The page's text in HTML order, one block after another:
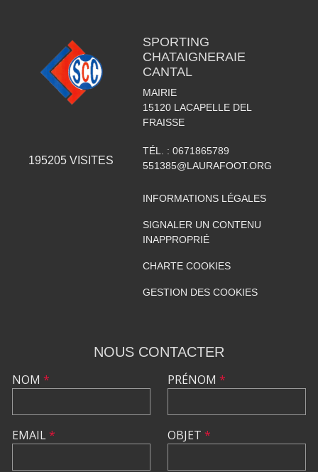
195205 VISITES
SPORTING
CHATAIGNERAIE
CANTAL
MAIRIE
15120 LACAPELLE DEL
FRAISSE
TÉL. : 0671865789
551385@LAURAFOOT.ORG
INFORMATIONS LÉGALES
SIGNALER UN CONTENU
INAPPROPRIÉ
CHARTE COOKIES
GESTION DES COOKIES
NOUS CONTACTER
NOM *
EMAIL*
PRÉNOM *
OBJET *